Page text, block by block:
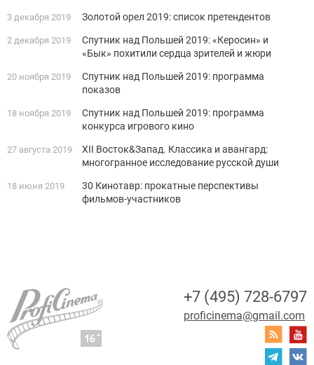
3 декабря 2019 Золотой орел 2019: список претендентов
2 декабря 2019
Спутник над Польшей 2019: «Керосин» и
«Бык» похитили сердца зрителей и жюри
20 ноября 2019
Спутник над Польшей 2019: программа
показов
18 ноября 2019
Спутник над Польшей 2019: программа
конкурса игрового кино
27 августа 2019
XII Восток&Запад. Классика и авангард:
многогранное исследование русской души
18 июня 2019
30 Кинотавр: прокатные перспективы
фильмов-участников
+7 (495) 728-6797
proficinema@gmail.com